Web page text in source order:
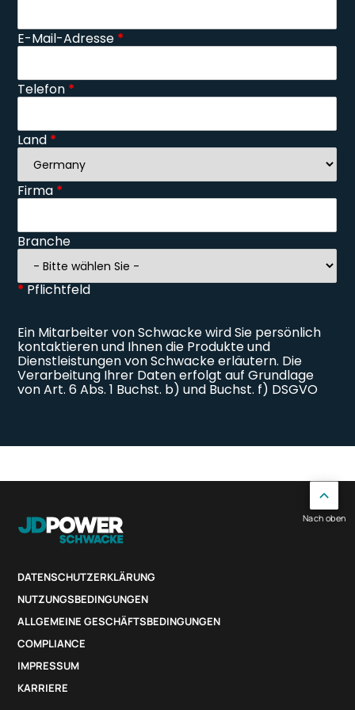
DATENSCHUTZERKLÄRUNG
NUTZUNGSBEDINGUNGEN
ALLGEMEINE GESCHÄFTSBEDINGUNGEN
COMPLIANCE
IMPRESSUM
KARRIERE
Nach oben